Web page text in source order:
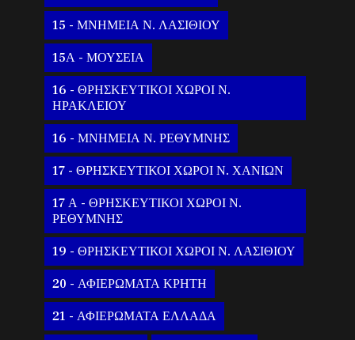
15 - ΜΝΗΜΕΙΑ Ν. ΛΑΣΙΘΙΟΥ
15Α - ΜΟΥΣΕΙΑ
16 - ΘΡΗΣΚΕΥΤΙΚΟΙ ΧΩΡΟΙ Ν.
ΗΡΑΚΛΕΙΟΥ
16 - ΜΝΗΜΕΙΑ Ν. ΡΕΘΥΜΝΗΣ
17 - ΘΡΗΣΚΕΥΤΙΚΟΙ ΧΩΡΟΙ Ν. ΧΑΝΙΩΝ
17 Α - ΘΡΗΣΚΕΥΤΙΚΟΙ ΧΩΡΟΙ Ν.
ΡΕΘΥΜΝΗΣ
19 - ΘΡΗΣΚΕΥΤΙΚΟΙ ΧΩΡΟΙ Ν. ΛΑΣΙΘΙΟΥ
20 - ΑΦΙΕΡΩΜΑΤΑ ΚΡΗΤΗ
21 - ΑΦΙΕΡΩΜΑΤΑ ΕΛΛΑΔΑ